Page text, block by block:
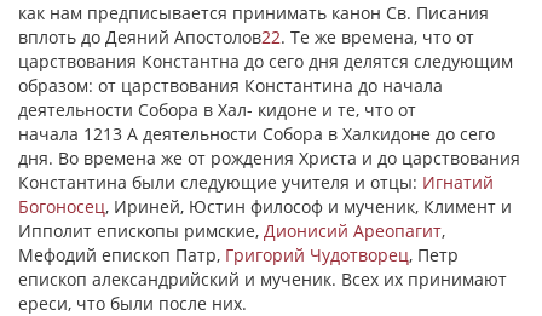
как нам предписывается принимать канон Св. Писания
вплоть до Деяний Апостолов22. Те же времена, что от
царствования Константна до сего дня делятся следующим
образом: от царствования Константина до начала
деятельности Собора в Хал- кидоне и те, что от
начала 1213 А деятельности Собора в Халкидоне до сего
дня. Во времена же от рождения Христа и до царствования
Константина были следующие учителя и отцы: Игнатий
Богоносец, Ириней, Юстин философ и мученик, Климент и
Ипполит епископы римские, Дионисий Ареопагит,
Мефодий епископ Патр, Григорий Чудотворец, Петр
епископ александрийский и мученик. Всех их принимают
ереси, что были после них.